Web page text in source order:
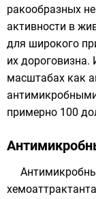
ракообразных
активности в
для широкого
их дороговизна.
масштабах как
примерно 100